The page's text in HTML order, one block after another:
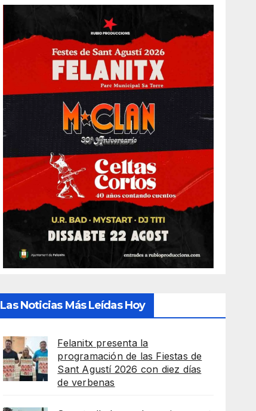
Las Noticias Más Leídas Hoy
Felanitx presenta la
programación de las Fiestas de
Sant Agustí 2026 con diez días
de verbenas